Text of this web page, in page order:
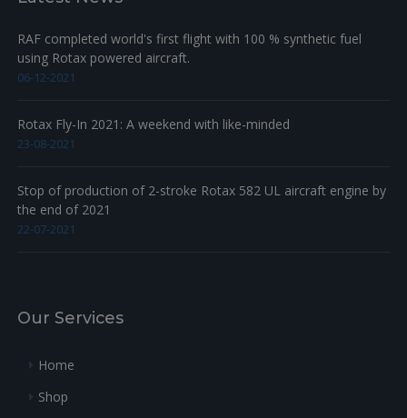
RAF completed world's first flight with 100 % synthetic fuel
using Rotax powered aircraft.
06-12-2021
Rotax Fly-In 2021: A weekend with like-minded
23-08-2021
Stop of production of 2-stroke Rotax 582 UL aircraft engine by
the end of 2021
22-07-2021
Our Services
Home
Shop